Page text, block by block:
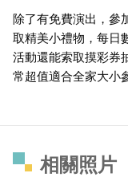
除了有免費演出，參
取精美小禮物，每日
活動還能索取摸彩券
常超值適合全家大小
相關照片